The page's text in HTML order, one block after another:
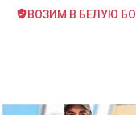
ВОЗИМ В БЕЛУЮ